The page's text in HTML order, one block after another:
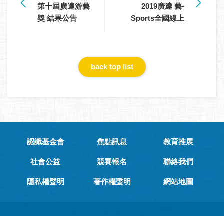
第十屆廣達游藝
獎 結果公告
2019廣達 藝-
Sports全國線上
back top list
認識基金會 焦點訊息 教育推展
社會公益 競賽報名 聯絡我們
隱私權聲明 著作權聲明 網站地圖